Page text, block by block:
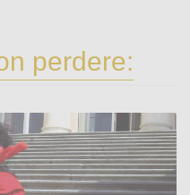
perdere: